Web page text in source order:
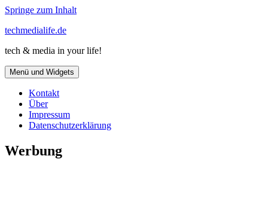
Springe zum Inhalt
techmedialife.de
tech & media in your life!
Menü und Widgets
Kontakt
Über
Impressum
Datenschutzerklärung
Werbung